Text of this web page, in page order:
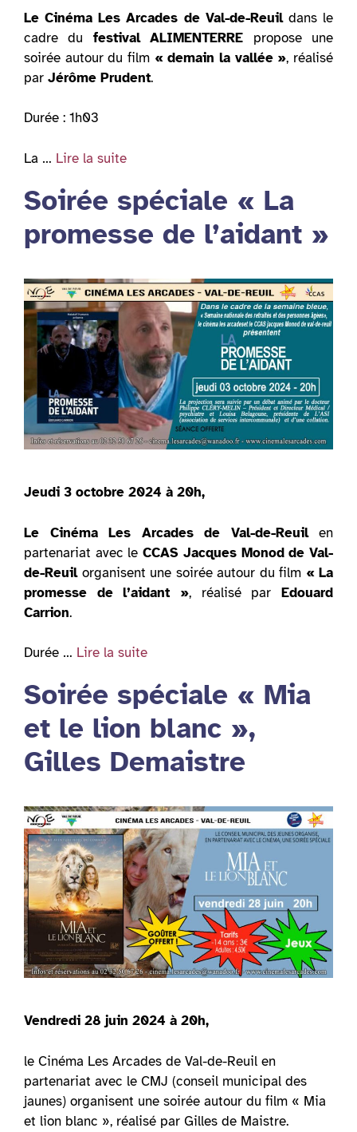
Le Cinéma Les Arcades de Val-de-Reuildans le
cadre du festival ALIMENTERRE propose une
soirée autour du film « demain la vallée », réalisé
par Jérôme Prudent.
Durée : 1h03
La … Lire la suite
Soirée spéciale « La
promesse de l’aidant »
Jeudi 3 octobre 2024 à 20h,
Le Cinéma Les Arcades de Val-de-Reuilen
partenariat avec leCCAS Jacques Monod de Val-
de-Reuil organisent une soirée autour du film « La
promesse de l’aidant », réalisé par Edouard
Carrion.
Durée … Lire la suite
Soirée spéciale « Mia
et le lion blanc »,
Gilles Demaistre
Vendredi 28 juin 2024 à 20h,
le Cinéma Les Arcades de Val-de-Reuil en
partenariat avec le CMJ (conseil municipal des
jaunes) organisent une soirée autour du film « Mia
et lion blanc », réalisé par Gilles de Maistre.